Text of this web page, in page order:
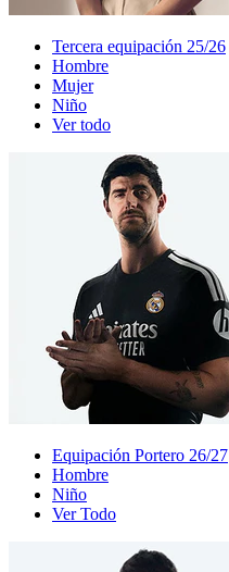
Tercera equipación 25/26
Hombre
Mujer
Niño
Ver todo
Equipación Portero 26/27
Hombre
Niño
Ver Todo